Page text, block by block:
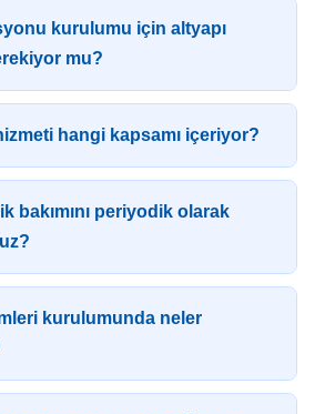
kurulumu için altyapı
mu?
hangi kapsamı içeriyor?
bakımını periyodik olarak
kurulumunda neler